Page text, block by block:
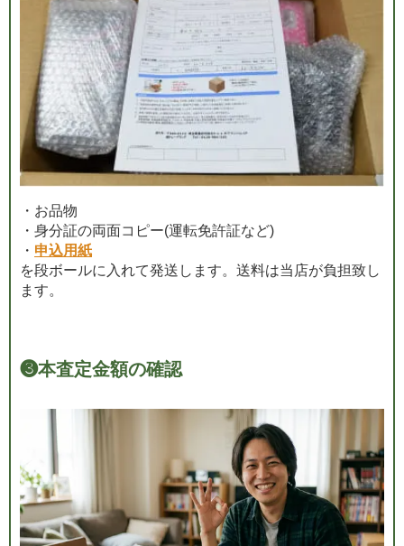
・お品物
・身分証の両面コピー(運転免許証など)
・ 申込用紙
を段ボールに入れて発送します。送料は当店が負担致し
ます。
❸本査定金額の確認